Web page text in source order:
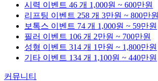
시력 이벤트 46 개 1,000원 ~ 600만원
리프팅 이벤트 258 개 3만원 ~ 800만원
보톡스 이벤트 74 개 1,000원 ~ 59만원
필러 이벤트 106 개 2만원 ~ 700만원
성형 이벤트 314 개 1만원 ~ 1,800만원
기타 이벤트 134 개 1,100원 ~ 440만원
커뮤니티